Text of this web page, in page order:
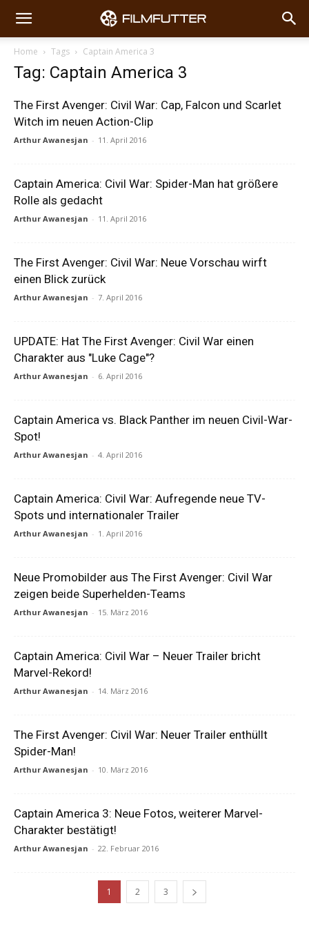
Home Tags Captain America 3
Tag: Captain America 3
The First Avenger: Civil War: Cap, Falcon und Scarlet
Witch im neuen Action-Clip
Arthur Awanesjan - 11. April 2016
Captain America: Civil War: Spider-Man hat größere
Rolle als gedacht
Arthur Awanesjan - 11. April 2016
The First Avenger: Civil War: Neue Vorschau wirft
einen Blick zurück
Arthur Awanesjan - 7. April 2016
UPDATE: Hat The First Avenger: Civil War einen
Charakter aus "Luke Cage"?
Arthur Awanesjan - 6. April 2016
Captain America vs. Black Panther im neuen Civil-War-
Spot!
Arthur Awanesjan - 4. April 2016
Captain America: Civil War: Aufregende neue TV-
Spots und internationaler Trailer
Arthur Awanesjan - 1. April 2016
Neue Promobilder aus The First Avenger: Civil War
zeigen beide Superhelden-Teams
Arthur Awanesjan - 15. März 2016
Captain America: Civil War – Neuer Trailer bricht
Marvel-Rekord!
Arthur Awanesjan - 14. März 2016
The First Avenger: Civil War: Neuer Trailer enthüllt
Spider-Man!
Arthur Awanesjan - 10. März 2016
Captain America 3: Neue Fotos, weiterer Marvel-
Charakter bestätigt!
Arthur Awanesjan - 22. Februar 2016
1 2 3